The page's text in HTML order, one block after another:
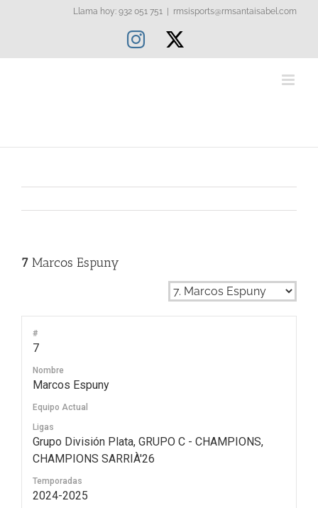
Llama hoy: 932 051 751 rmsisports@rmsantaisabel.com
Instagram
7 Marcos Espuny
#
7
Nombre
Marcos Espuny
Equipo Actual
Ligas
Grupo División Plata, GRUPO C - CHAMPIONS,
CHAMPIONS SARRIÀ'26
Temporadas
2024-2025